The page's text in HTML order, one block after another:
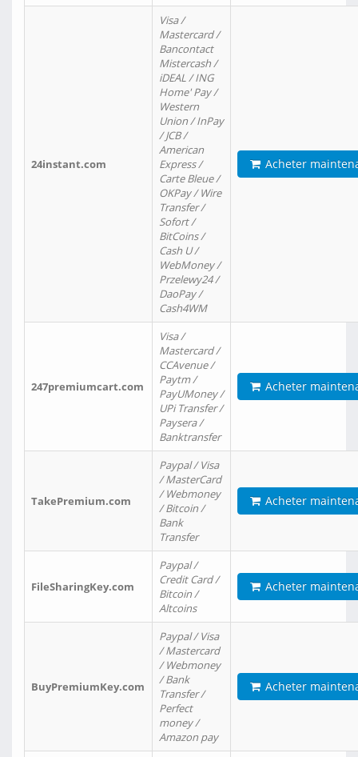
24instant.com
Visa /
Mastercard /
Bancontact
Mistercash /
iDEAL / ING
Home' Pay /
Western
Union / InPay
/ JCB /
American
Express /
Carte Bleue /
OKPay / Wire
Transfer /
Sofort /
BitCoins /
Cash U /
WebMoney /
Przelewy24 /
DaoPay /
Cash4WM
Acheter
247premiumcart.com
Visa /
Mastercard /
CCAvenue /
Paytm /
PayUMoney /
UPi Transfer /
Paysera /
Banktransfer
Acheter
TakePremium.com
Paypal / Visa
/ MasterCard
/ Webmoney
/ Bitcoin /
Bank
Transfer
Acheter
FileSharingKey.com
Paypal /
Credit Card /
Bitcoin /
Altcoins
Acheter
BuyPremiumKey.com
Paypal / Visa
/ Mastercard
/ Webmoney
/ Bank
Transfer /
Perfect
money /
Amazon pay
Acheter